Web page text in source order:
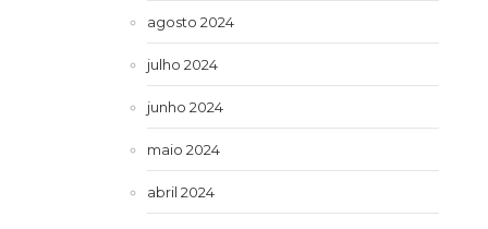
agosto 2024
julho 2024
junho 2024
maio 2024
abril 2024